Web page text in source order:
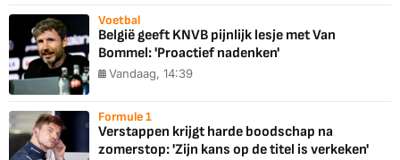
Voetbal
België geeft KNVB pijnlijk lesje met Van
Bommel: 'Proactief nadenken'
Vandaag, 14:39
Formule 1
Verstappen krijgt harde boodschap na
zomerstop: 'Zijn kans op de titel is verkeken'